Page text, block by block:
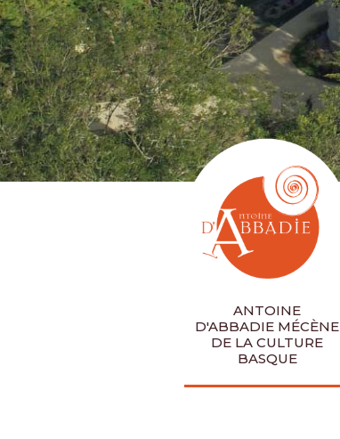
ANTOINE
D'ABBADIE MÉCÈNE
DE LA CULTURE
BASQUE